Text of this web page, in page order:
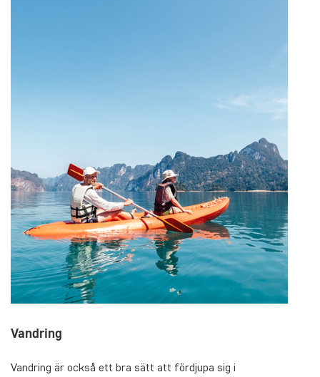
Vandring
Vandring är också ett bra sätt att fördjupa sig i